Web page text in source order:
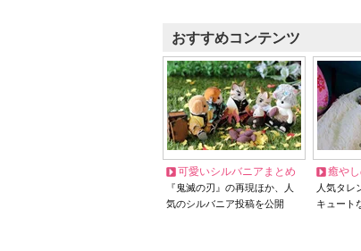
おすすめコンテンツ
可愛いシルバニアまとめ
『鬼滅の刃』の再現ほか、人
気のシルバニア投稿を公開
癒や
人気タレ
キュート